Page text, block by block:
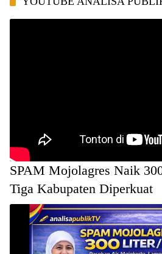
SPAM Mojolagres Naik
Tiga Kabupaten Diperkuat